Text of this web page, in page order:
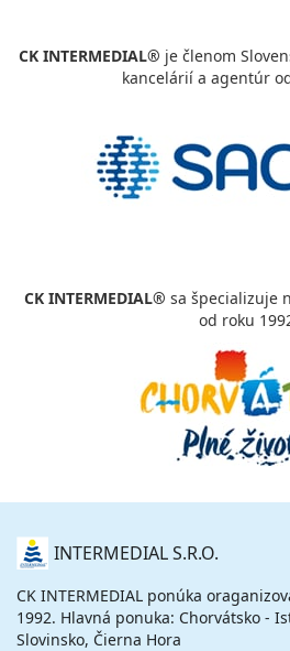
CK INTERMEDIAL® je členom
kancelárií a agentúr
CK INTERMEDIAL® sa špecializuje
od roku
O
NÁS INTERMEDIAL S.R.O.
CK INTERMEDIAL ponúka
1992. Hlavná ponuka: Chorvátsko -
Slovinsko, Čierna Hora